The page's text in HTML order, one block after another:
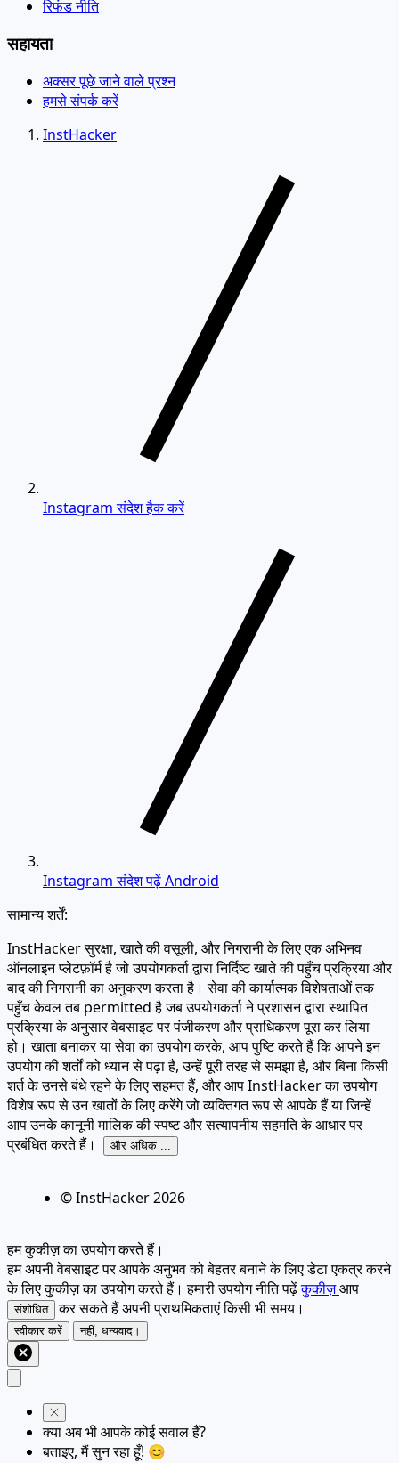
रिफंड नीति
सहायता
अक्सर पूछे जाने वाले प्रश्न
हमसे संपर्क करें
InstHacker
Instagram संदेश हैक करें
Instagram संदेश पढ़ें Android
सामान्य शर्तें:
InstHacker सुरक्षा, खाते की वसूली, और निगरानी के लिए एक अभिनव
ऑनलाइन प्लेटफ़ॉर्म है जो उपयोगकर्ता द्वारा निर्दिष्ट खाते की पहुँच प्रक्रिया और
बाद की निगरानी का अनुकरण करता है। सेवा की कार्यात्मक विशेषताओं तक
पहुँच केवल तब permitted है जब उपयोगकर्ता ने प्रशासन द्वारा स्थापित
प्रक्रिया के अनुसार वेबसाइट पर पंजीकरण और प्राधिकरण पूरा कर लिया
हो। खाता बनाकर या सेवा का उपयोग करके, आप पुष्टि करते हैं कि आपने इन
उपयोग की शर्तों को ध्यान से पढ़ा है, उन्हें पूरी तरह से समझा है, और बिना किसी
शर्त के उनसे बंधे रहने के लिए सहमत हैं, और आप InstHacker का उपयोग
विशेष रूप से उन खातों के लिए करेंगे जो व्यक्तिगत रूप से आपके हैं या जिन्हें
आप उनके कानूनी मालिक की स्पष्ट और सत्यापनीय सहमति के आधार पर
प्रबंधित करते हैं।
और अधिक ...
© InstHacker2026
हम कुकीज़ का उपयोग करते हैं।
हम अपनी वेबसाइट पर आपके अनुभव को बेहतर बनाने के लिए डेटा एकत्र करने
के लिए कुकीज़ का उपयोग करते हैं। हमारी उपयोग नीति पढ़ेंकुकीज़आप
संशोधित कर सकते हैं अपनी प्राथमिकताएं किसी भी समय।
स्वीकार करें नहीं, धन्यवाद।
क्या अब भी आपके कोई सवाल हैं?
बताइए, मैं सुन रहा हूँ! 😊